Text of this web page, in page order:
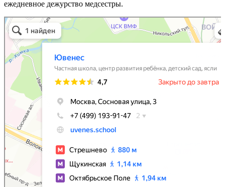
ежедневное дежурство медсестры.
Ювенес
Частная школа в Москве
Центр развития ребёнка в Москве